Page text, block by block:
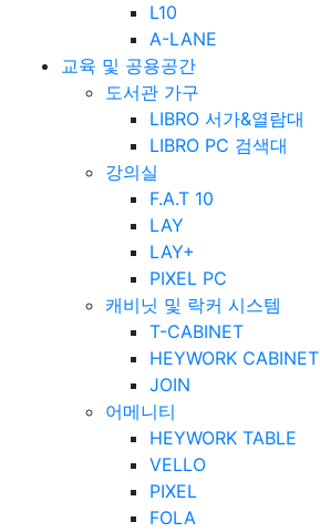
L10
A-LANE
교육 및 공용공간
도서관 가구
LIBRO 서가&열람대
LIBRO PC 검색대
강의실
F.A.T 10
LAY
LAY+
PIXEL PC
캐비닛 및 락커 시스템
T-CABINET
HEYWORK CABINET
JOIN
어메니티
HEYWORK TABLE
VELLO
PIXEL
FOLA